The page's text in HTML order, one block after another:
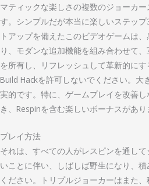
マティックな楽しさの複数のジョーカ
す。シンプルだが本当に楽しいステッ
トアップを備えたこのビデオゲームは
り、モダンな追加機能を組み合わせて
を所有し、リフレッシュして革新的に
Build Hackを許可しないでください。大
実的です。特に、ゲームプレイを改善し
き、Respinを含む楽しいボーナスがあり
プレイ方法
それは、すべての人がレスピンを通し
いことに伴い、しばしば野生になり、
ください。トリプルジョーカーはまた